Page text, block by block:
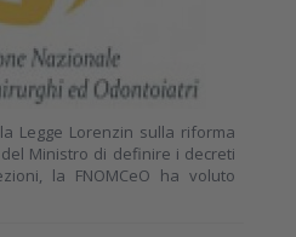
Legge Lorenzin sulla riforma
Ministro di definire i decreti
la FNOMCeO ha voluto